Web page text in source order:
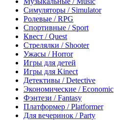
Симуляторы / Simulator
Ролевые / RPG
Спортивные / Sport
Квест / Quest
Стрелялки / Shooter
Ужасы / Horror
Игры для детей
Игры для Kinect
Детективы / Detective
Экономические / Economic
Фэнтези / Fantasy
Платформер / Platformer
Для вечеринок / Party